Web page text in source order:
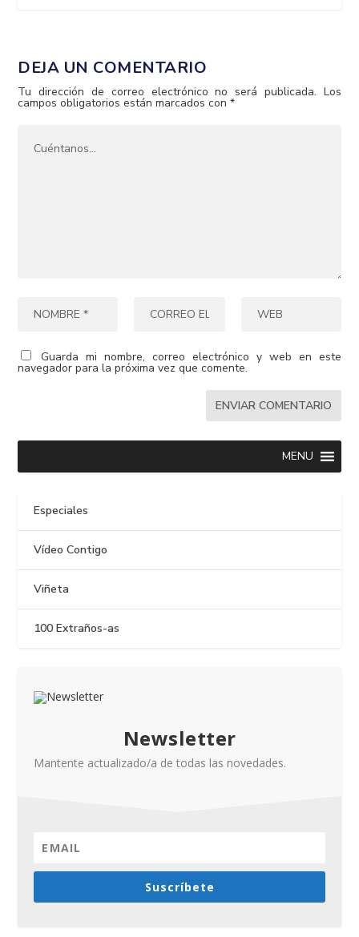
DEJA UN COMENTARIO
Tu dirección de correo electrónico no será publicada. Los
campos obligatorios están marcados con*
Guarda mi nombre, correo electrónico y web en este
navegador para la próxima vez que comente.
MENU
Especiales
Vídeo Contigo
Viñeta
100 Extraños-as
Newsletter
Mantente actualizado/a de todas las novedades.
Suscríbete